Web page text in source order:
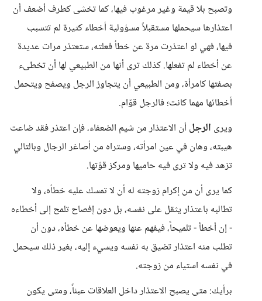
وتصبح بلا قيمة وغير مرغوب فيها، كما تخشى كطرف أضعف أن
اعتذارها سيحملها مستقبلاً مسؤولية أخطاء كثيرة لم تتسبب
فيها، فهي لو اعتذرت مرة عن خطأ فعلته، ستعتذر مرات عديدة
عن أخطاء لم تفعلها. كذلك ترى أنها من الطبيعي لها أن تخطىء
بصفتها كامرأة، ومن الطبيعي أن يتجاوز الرجل ويصفح ويتحمل
أخطائها مهما كانت؛ فالرجل قوّام.
ويرى الرجل أن الاعتذار من شيم الضعفاء، فإن اعتذر فقد ضاعت
هيبته، وهان في عين امرأته، وستراه من أصاغر الرجال وبالتالي
تزهد فيه ولا ترى فيه حاميها ومركز قوّتها.
كما يرى أن من إكرام زوجته له أن لا تمسك عليه خطأه، ولا
تطالبه باعتذار يثقل على نفسه، بل دون إفصاح تلمح إلى أخطاءه
- إن أخطأ - تلميحاً، فيفهم عنها ويعوضها عن خطأه، دون أن
تطلب منه اعتذار تضيق به نفسه ويسيء إليه، بغير ذلك سيحمل
في نفسه استياء من زوجته.
برأيك: متى يصبح الاعتذار داخل العلاقات عبئاً، ومتى يكون